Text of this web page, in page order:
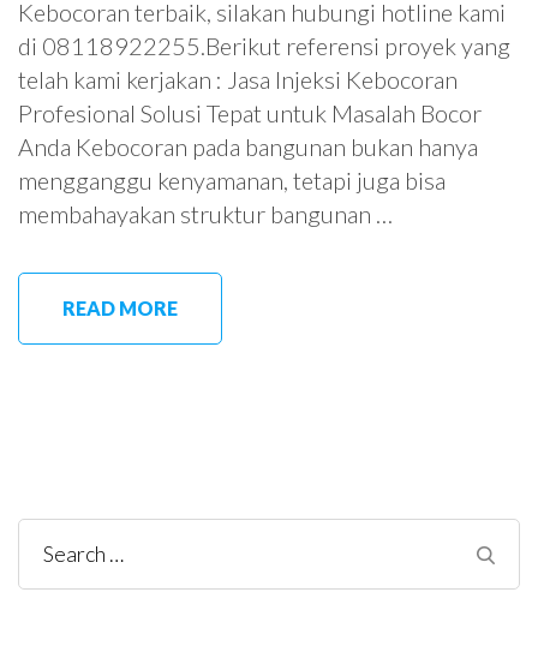
Kebocoran terbaik, silakan hubungi hotline kami
di 08118922255.Berikut referensi proyek yang
telah kami kerjakan : Jasa Injeksi Kebocoran
Profesional Solusi Tepat untuk Masalah Bocor
Anda Kebocoran pada bangunan bukan hanya
mengganggu kenyamanan, tetapi juga bisa
membahayakan struktur bangunan …
READ MORE
Search
for: